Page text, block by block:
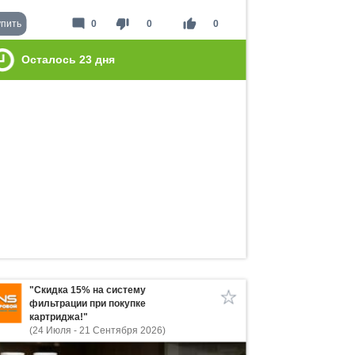
thumb_down 0 thumb_up 0
mode_comment 0
Осталось 23 дня
"Скидка 15% на систему
фильтрации при покупке
картриджа!"
(24 Июля - 21 Сентября 2026)